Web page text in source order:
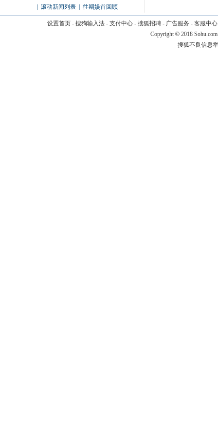
滚动新闻列表 往期娱首回顾
设置首页- 搜狗输入法- 支付中心- 搜狐招聘- 广告服务 - 客服中心
Copyright © 2018
搜狐不良信息